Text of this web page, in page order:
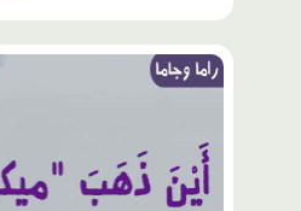
محتوى
مميّز